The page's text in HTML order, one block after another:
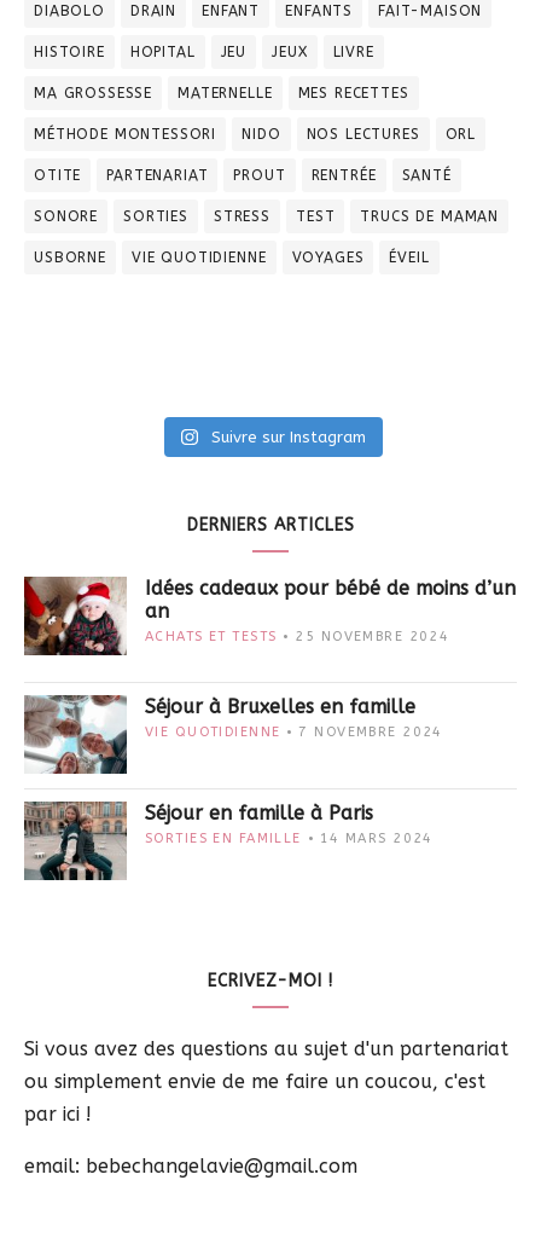
DIABOLO DRAIN ENFANT ENFANTS FAIT-MAISON
HISTOIRE HOPITAL JEU JEUX LIVRE
MA GROSSESSE MATERNELLE MES RECETTES
MÉTHODE MONTESSORI NIDO NOS LECTURES ORL
OTITE PARTENARIAT PROUT RENTRÉE SANTÉ
SONORE SORTIES STRESS TEST TRUCS DE MAMAN
USBORNE VIE QUOTIDIENNE VOYAGES ÉVEIL
Suivre sur Instagram
DERNIERS ARTICLES
Idées cadeaux pour bébé de moins d’un
an
ACHATS ET TESTS 25 NOVEMBRE 2024
Séjour à Bruxelles en famille
VIE QUOTIDIENNE 7 NOVEMBRE 2024
Séjour en famille à Paris
SORTIES EN FAMILLE 14 MARS 2024
ECRIVEZ-MOI !
Si vous avez des questions au sujet d'un partenariat
ou simplement envie de me faire un coucou, c'est
par ici !
email: bebechangelavie@gmail.com